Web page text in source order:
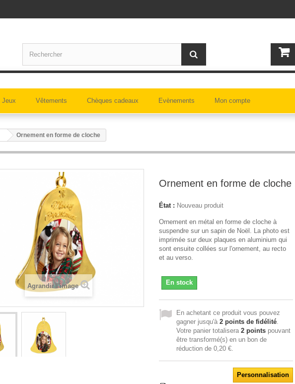
Jeux Vêtements Chèques cadeaux Evènements Mon compte
Ornement en forme de cloche
Agrandir l'image
Ornement en forme de cloche
État : Nouveau produit
Ornement en métal en forme de cloche à
suspendre sur un sapin de Noël. La photo est
imprimée sur deux plaques en aluminium qui
sont ensuite collées sur l'ornement, au recto
et au verso.
En stock
En achetant ce produit vous pouvez
gagner jusqu'à 2 points de fidélité.
Votre panier totalisera 2 points pouvant
être transformé(s) en un bon de
réduction de 0,20 €.
Personnalisation